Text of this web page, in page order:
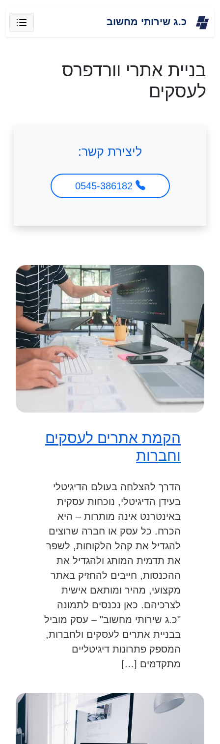
כ.ג שירותי מחשוב
בניית אתרי וורדפרס
לעסקים
ליצירת קשר:
הקמת אתרים לעסקים
וחברות
הדרך להצלחה בעולם הדיגיטלי
בעידן הדיגיטלי, נוכחות עסקית
באינטרנט אינה מותרות – היא
הכרח. כל עסק או חברה שרוצים
להגדיל את קהל הלקוחות, לשפר
את תדמית המותג ולהגדיל את
ההכנסות, חייבים להחזיק באתר
מקצועי, מהיר ומותאם אישית
לצרכיהם. כאן נכנסים לתמונה
"כ.ג שירותי מחשוב" – עסק מוביל
בבניית אתרים לעסקים ולחברות,
המספק פתרונות דיגיטליים
מתקדמים […]